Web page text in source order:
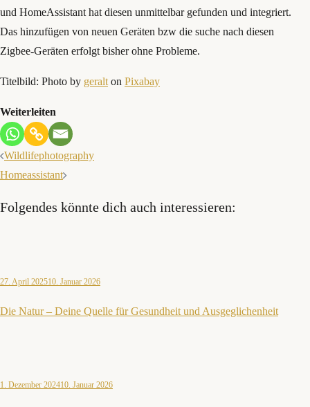
und HomeAssistant hat diesen unmittelbar gefunden und integriert.
Das hinzufügen von neuen Geräten bzw die suche nach diesen
Zigbee-Geräten erfolgt bisher ohne Probleme.
Titelbild: Photo by geralton Pixabay
Weiterleiten
Beitragsnavigation
Wildlifephotography
Homeassistant
Folgendes könnte dich auch interessieren:
27. April 202510. Januar 2026
Die Natur – Deine Quelle für Gesundheit und Ausgeglichenheit
1. Dezember 202410. Januar 2026